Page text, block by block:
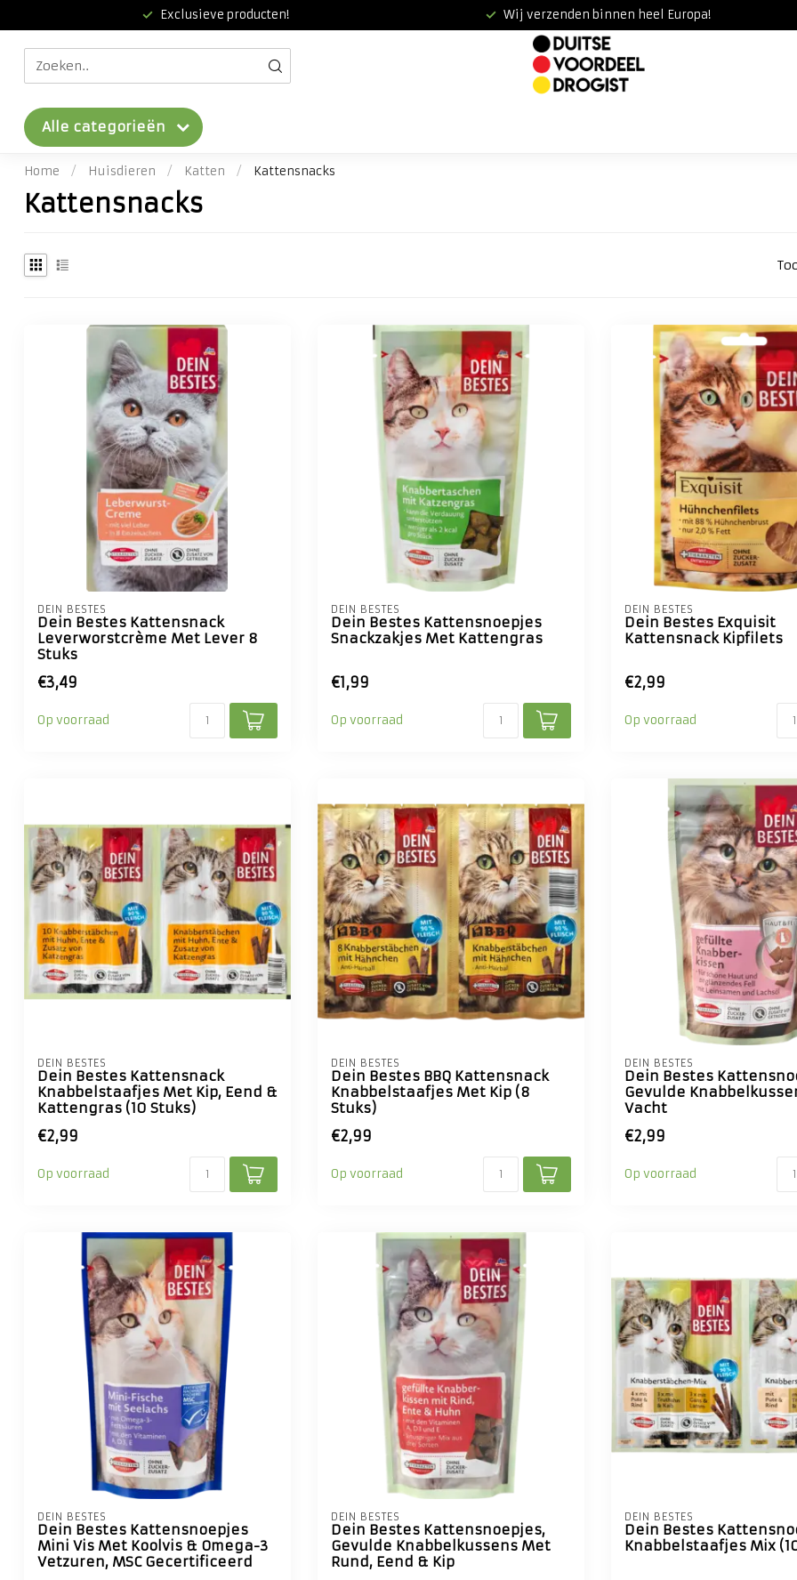
Exclusieve producten! Wij verzenden binnen heel Europa!
Alle categorieën
Home / Huisdieren / Katten / Kattensnacks
Kattensnacks
DEIN BESTES
Dein Bestes Kattensnack
Leverworstcrème Met Lever 8
Stuks
€3,49
Op voorraad
DEIN BESTES
Dein Bestes Kattensnoepjes
Snackzakjes Met Kattengras
€1,99
Op voorraad
DEIN BESTES
Dein Bestes Exquisit
Kattensnack Kipfilets
€2,99
Op voorraad
DEIN BESTES
Dein Bestes Kattensnack
Knabbelstaafjes Met Kip, Eend &
Kattengras (10 Stuks)
€2,99
Op voorraad
DEIN BESTES
Dein Bestes BBQ Kattensnack
Knabbelstaafjes Met Kip (8
Stuks)
€2,99
Op voorraad
DEIN BESTES
Dein Bestes
Gevulde
Vacht
€2,99
Op voorraad
DEIN BESTES
Dein Bestes Kattensnoepjes
Mini Vis Met Koolvis & Omega-3
Vetzuren, MSC Gecertificeerd
DEIN BESTES
Dein Bestes Kattensnoepjes,
Gevulde Knabbelkussens Met
Rund, Eend & Kip
DEIN BESTES
Dein Bestes
Knabbelstaafjes Mix